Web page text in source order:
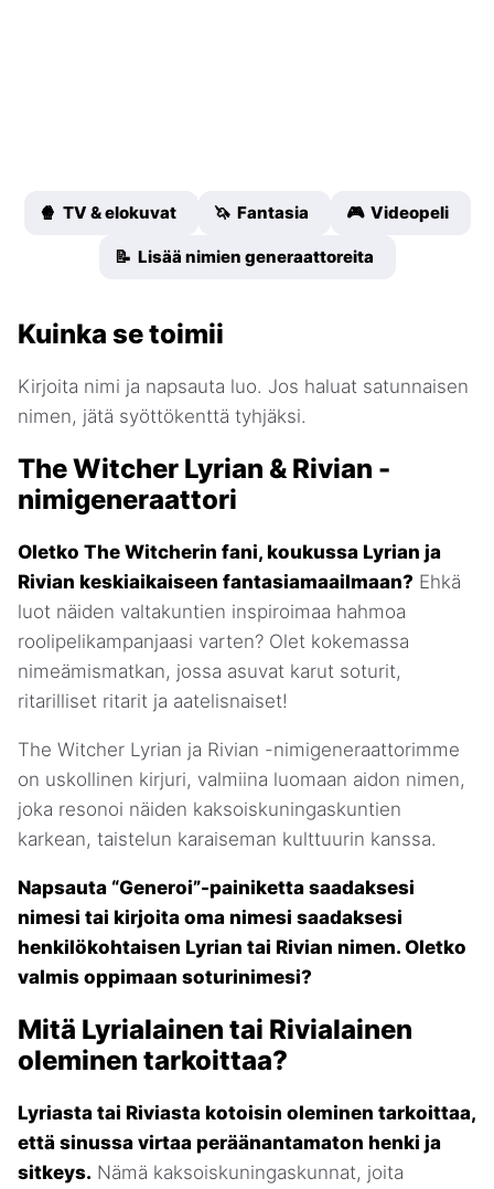
🍿 TV & elokuvat 🦄 Fantasia 🎮 Videopeli
📝 Lisää nimien generaattoreita
Kuinka se toimii
Kirjoita nimi ja napsauta luo. Jos haluat satunnaisen
nimen, jätä syöttökenttä tyhjäksi.
The Witcher Lyrian & Rivian -
nimigeneraattori
Oletko The Witcherin fani, koukussa Lyrian ja
Rivian keskiaikaiseen fantasiamaailmaan? Ehkä
luot näiden valtakuntien inspiroimaa hahmoa
roolipelikampanjaasi varten? Olet kokemassa
nimeämismatkan, jossa asuvat karut soturit,
ritarilliset ritarit ja aatelisnaiset!
The Witcher Lyrian ja Rivian -nimigeneraattorimme
on uskollinen kirjuri, valmiina luomaan aidon nimen,
joka resonoi näiden kaksoiskuningaskuntien
karkean, taistelun karaiseman kulttuurin kanssa.
Napsauta “Generoi”-painiketta saadaksesi
nimesi tai kirjoita oma nimesi saadaksesi
henkilökohtaisen Lyrian tai Rivian nimen. Oletko
valmis oppimaan soturinimesi?
Mitä Lyrialainen tai Rivialainen
oleminen tarkoittaa?
Lyriasta tai Riviasta kotoisin oleminen tarkoittaa,
että sinussa virtaa peräänantamaton henki ja
sitkeys. Nämä kaksoiskuningaskunnat, joita